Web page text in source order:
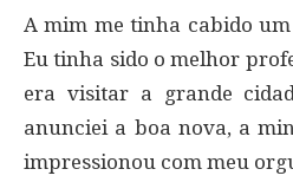
A mim me tinha cabido
Eu tinha sido o melhor
era visitar a grande
anunciei a boa nova, a
impressionou com meu